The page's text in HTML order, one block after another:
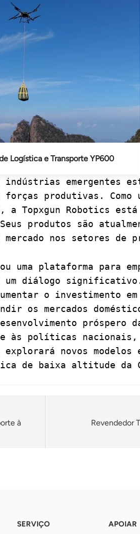
Logística e Transporte YP600
indústrias emergentes
produtivas. Como
Topxgun Robotics está
produtos são
mercado nos setores
uma plataforma para
um diálogo
o investimento em
os mercados
próspero
às políticas
novos
de baixa altitude da
à
Revendedor
SERVIÇO APOIAR